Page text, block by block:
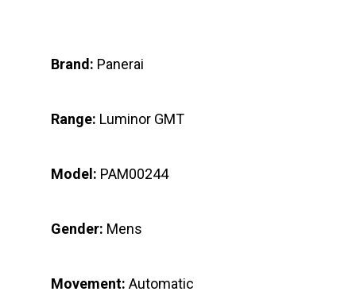
Brand: Panerai
Range: Luminor GMT
Model: PAM00244
Gender: Mens
Movement: Automatic